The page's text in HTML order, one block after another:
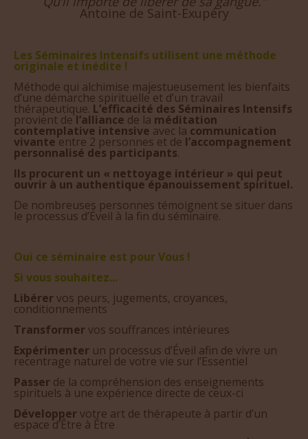
Antoine de Saint-Exupéry
Les Séminaires Intensifs utilisent une méthode
originale et inédite !
Méthode qui alchimise majestueusement les bienfaits
d’une démarche spirituelle et d’un travail
thérapeutique. L’efficacité des Séminaires Intensifs
provient del’alliance de la méditation
contemplative intensive avec la communication
vivanteentre 2 personnes et de l’accompagnement
personnalisé des participants.
Ils procurent un « nettoyage intérieur » qui peut
ouvrir à un authentique épanouissement spirituel.
De nombreuses personnes témoignent se situer dans
le processus d’Éveil à la fin du séminaire.
Oui ce séminaire est pour Vous !
Si vous souhaitez...
Libérer vos peurs, jugements, croyances,
conditionnements
Transformer vos souffrances intérieures
Expérimenter un processus d’Éveil afin de vivre un
recentrage naturel de votre vie sur l’Essentiel
Passer de la compréhension des enseignements
spirituels à une expérience directe de ceux-ci
Développer votre art de thérapeute à partir d’un
espace d’Être à Être